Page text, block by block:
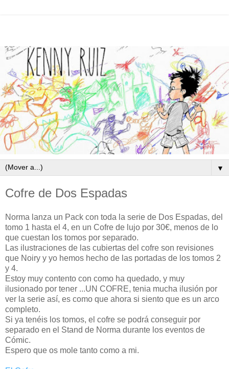
▼
Cofre de Dos Espadas
Norma lanza un Pack con toda la serie de Dos Espadas, del
tomo 1 hasta el 4, en un Cofre de lujo por 30€, menos de lo
que cuestan los tomos por separado.
Las ilustraciones de las cubiertas del cofre son revisiones
que Noiry y yo hemos hecho de las portadas de los tomos 2
y 4.
Estoy muy contento con como ha quedado, y muy
ilusionado por tener ...UN COFRE, tenia mucha ilusión por
ver la serie así, es como que ahora si siento que es un arco
completo.
Si ya tenéis los tomos, el cofre se podrá conseguir por
separado en el Stand de Norma durante los eventos de
Cómic.
Espero que os mole tanto como a mi.